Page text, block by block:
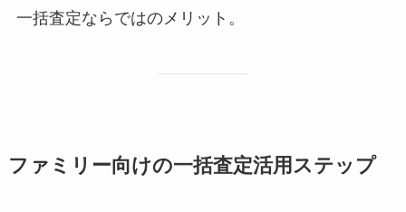
一括査定ならではのメリット。
ファミリー向けの一括査定活用ステップ